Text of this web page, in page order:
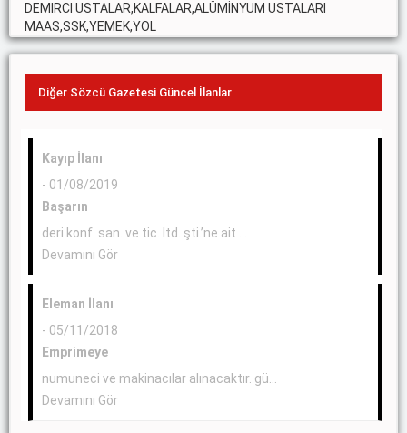
DEMIRCI USTALAR,KALFALAR,ALÜMİNYUM USTALARI
MAAS,SSK,YEMEK,YOL
Diğer Sözcü Gazetesi Güncel İlanlar
Kayıp İlanı
- 01/08/2019
Başarın
deri konf. san. ve tic. ltd. şti.’ne ait ...
Devamını Gör
Eleman İlanı
- 05/11/2018
Emprimeye
numuneci ve makinacılar alınacaktır. gü...
Devamını Gör